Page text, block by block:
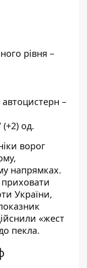
рівня –
автоцистерн –
(+2) од.
ворог
напрямках.
України,
«жест
пекла.